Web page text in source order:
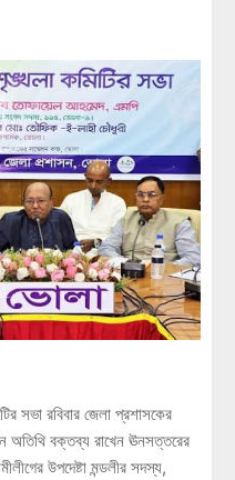
সভা রবিবার জেলা প্রশাসকের
অতিথি বক্তব্য রাখেন ঊনসত্তরের
উপদেষ্টা মন্ডলীর সদস্য,